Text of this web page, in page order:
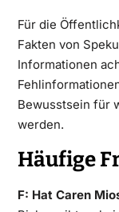
Für die
Fakten von
Informationen
Bewusstsein für
werden.
Häufige
F: Hat Caren